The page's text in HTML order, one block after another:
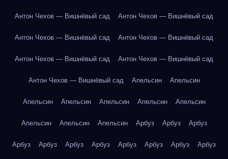
Антон Чехов — Вишнёвый сад Антон Чехов — Вишнёвый сад
Антон Чехов — Вишнёвый сад Антон Чехов — Вишнёвый сад
Антон Чехов — Вишнёвый сад Антон Чехов — Вишнёвый сад
Антон Чехов — Вишнёвый сад Апельсин Апельсин
Апельсин Апельсин Апельсин Апельсин Апельсин
Апельсин Апельсин Апельсин Арбуз Арбуз Арбуз
Арбуз Арбуз Арбуз Арбуз Арбуз Арбуз Арбуз Арбуз